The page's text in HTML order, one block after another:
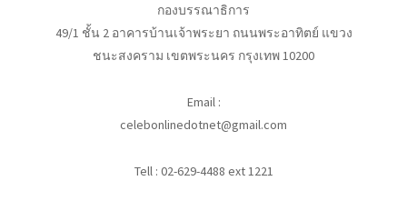
กองบรรณาธิการ
49/1 ชั้น 2 อาคารบ้านเจ้าพระยา ถนนพระอาทิตย์ แขวง
ชนะสงคราม เขตพระนคร กรุงเทพ 10200
Email :
celebonlinedotnet@gmail.com
Tell : 02-629-4488 ext 1221